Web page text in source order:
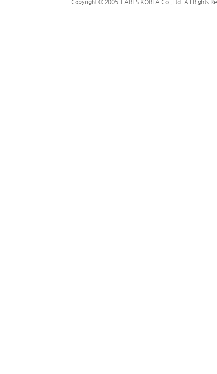
Copyright © 2005 T·ARTS KOREA Co.,Ltd. All Rights